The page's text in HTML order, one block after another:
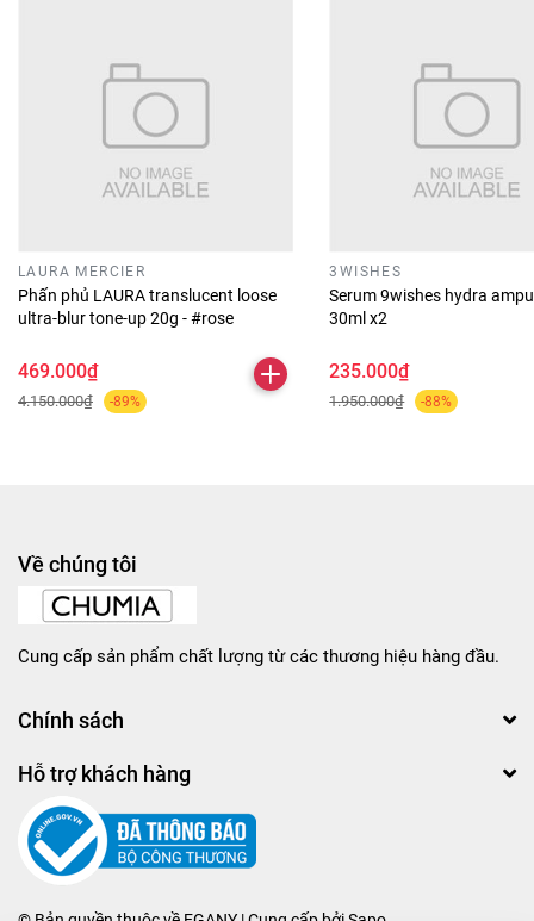
LAURA MERCIER
Phấn phủ LAURA translucent loose
ultra-blur tone-up 20g - #rose
469.000₫
4.150.000₫ -89%
3WISHES
Serum 9wishes hydra
30ml x2
235.000₫
1.950.000₫ -88%
Về chúng tôi
Cung cấp sản phẩm chất lượng từ các thương hiệu hàng đầu.
Chính sách
Hỗ trợ khách hàng